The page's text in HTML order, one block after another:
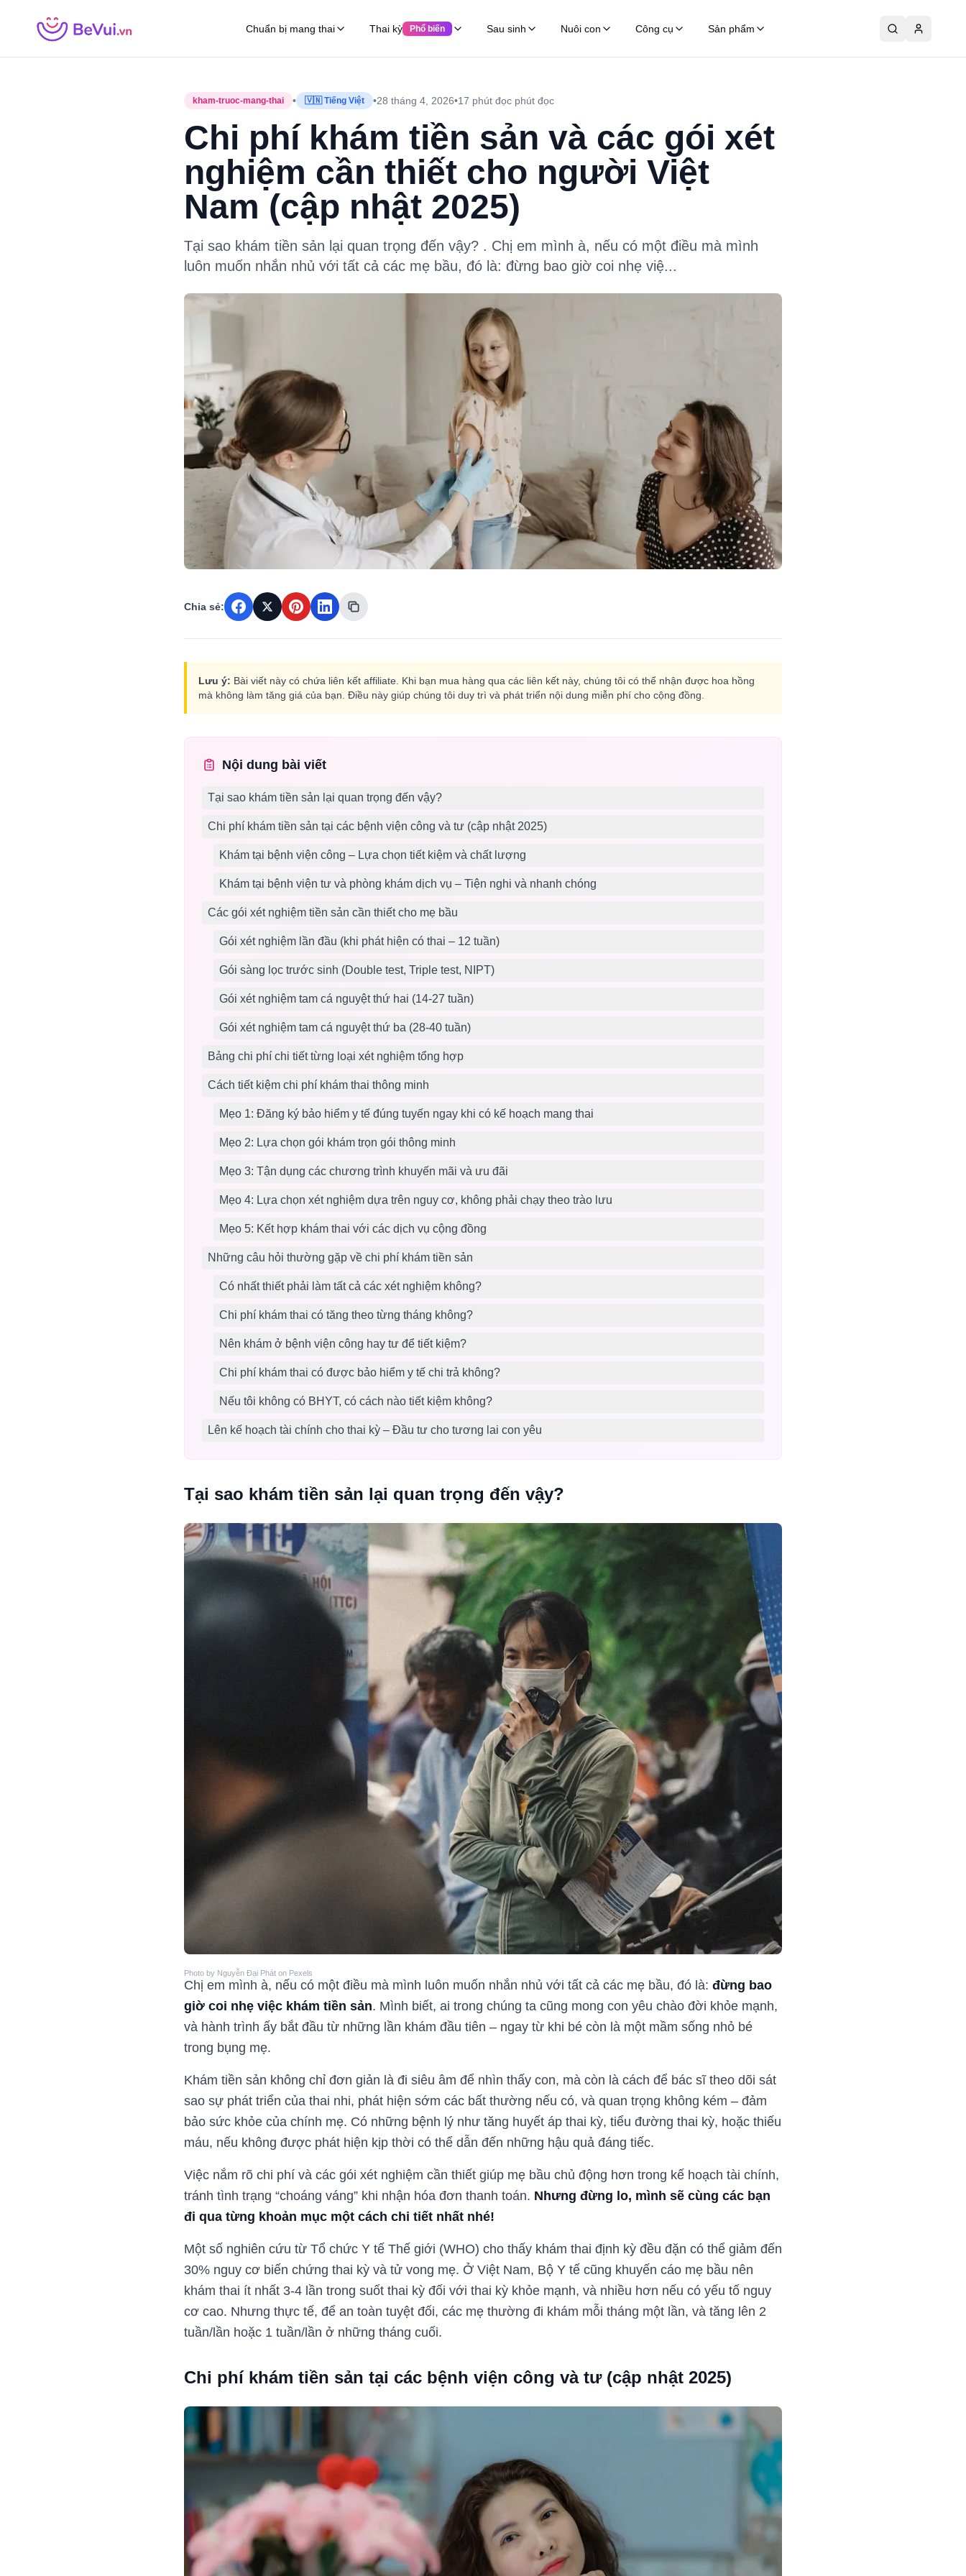
Chuẩn bị mang thai Thai kỳ Phổ biến Sau sinh Nuôi con Công cụ Sản phẩm
kham-truoc-mang-thai • 🇻🇳 Tiếng Việt •28 tháng 4, 2026•17 phút đọc phút đọc
Chi phí khám tiền sản và các gói xét
nghiệm cần thiết cho người Việt
Nam (cập nhật 2025)
Tại sao khám tiền sản lại quan trọng đến vậy? . Chị em mình à, nếu có một điều mà mình
luôn muốn nhắn nhủ với tất cả các mẹ bầu, đó là: đừng bao giờ coi nhẹ việ...
Chia sẻ:
Lưu ý: Bài viết này có chứa liên kết affiliate. Khi bạn mua hàng qua các liên kết này, chúng tôi có thể nhận được hoa hồng
mà không làm tăng giá của bạn. Điều này giúp chúng tôi duy trì và phát triển nội dung miễn phí cho cộng đồng.
Nội dung bài viết
Tại sao khám tiền sản lại quan trọng đến vậy?
Chi phí khám tiền sản tại các bệnh viện công và tư (cập nhật 2025)
Khám tại bệnh viện công – Lựa chọn tiết kiệm và chất lượng
Khám tại bệnh viện tư và phòng khám dịch vụ – Tiện nghi và nhanh chóng
Các gói xét nghiệm tiền sản cần thiết cho mẹ bầu
Gói xét nghiệm lần đầu (khi phát hiện có thai – 12 tuần)
Gói sàng lọc trước sinh (Double test, Triple test, NIPT)
Gói xét nghiệm tam cá nguyệt thứ hai (14-27 tuần)
Gói xét nghiệm tam cá nguyệt thứ ba (28-40 tuần)
Bảng chi phí chi tiết từng loại xét nghiệm tổng hợp
Cách tiết kiệm chi phí khám thai thông minh
Mẹo 1: Đăng ký bảo hiểm y tế đúng tuyến ngay khi có kế hoạch mang thai
Mẹo 2: Lựa chọn gói khám trọn gói thông minh
Mẹo 3: Tận dụng các chương trình khuyến mãi và ưu đãi
Mẹo 4: Lựa chọn xét nghiệm dựa trên nguy cơ, không phải chạy theo trào lưu
Mẹo 5: Kết hợp khám thai với các dịch vụ cộng đồng
Những câu hỏi thường gặp về chi phí khám tiền sản
Có nhất thiết phải làm tất cả các xét nghiệm không?
Chi phí khám thai có tăng theo từng tháng không?
Nên khám ở bệnh viện công hay tư để tiết kiệm?
Chi phí khám thai có được bảo hiểm y tế chi trả không?
Nếu tôi không có BHYT, có cách nào tiết kiệm không?
Lên kế hoạch tài chính cho thai kỳ – Đầu tư cho tương lai con yêu
Tại sao khám tiền sản lại quan trọng đến vậy?
Photo by Nguyễn Đại Phát on Pexels
Chị em mình à, nếu có một điều mà mình luôn muốn nhắn nhủ với tất cả các mẹ bầu, đó là: đừng bao
giờ coi nhẹ việc khám tiền sản. Mình biết, ai trong chúng ta cũng mong con yêu chào đời khỏe mạnh,
và hành trình ấy bắt đầu từ những lần khám đầu tiên – ngay từ khi bé còn là một mầm sống nhỏ bé
trong bụng mẹ.
Khám tiền sản không chỉ đơn giản là đi siêu âm để nhìn thấy con, mà còn là cách để bác sĩ theo dõi sát
sao sự phát triển của thai nhi, phát hiện sớm các bất thường nếu có, và quan trọng không kém – đảm
bảo sức khỏe của chính mẹ. Có những bệnh lý như tăng huyết áp thai kỳ, tiểu đường thai kỳ, hoặc thiếu
máu, nếu không được phát hiện kịp thời có thể dẫn đến những hậu quả đáng tiếc.
Việc nắm rõ chi phí và các gói xét nghiệm cần thiết giúp mẹ bầu chủ động hơn trong kế hoạch tài chính,
tránh tình trạng “choáng váng” khi nhận hóa đơn thanh toán. Nhưng đừng lo, mình sẽ cùng các bạn
đi qua từng khoản mục một cách chi tiết nhất nhé!
Một số nghiên cứu từ Tổ chức Y tế Thế giới (WHO) cho thấy khám thai định kỳ đều đặn có thể giảm đến
30% nguy cơ biến chứng thai kỳ và tử vong mẹ. Ở Việt Nam, Bộ Y tế cũng khuyến cáo mẹ bầu nên
khám thai ít nhất 3-4 lần trong suốt thai kỳ đối với thai kỳ khỏe mạnh, và nhiều hơn nếu có yếu tố nguy
cơ cao. Nhưng thực tế, để an toàn tuyệt đối, các mẹ thường đi khám mỗi tháng một lần, và tăng lên 2
tuần/lần hoặc 1 tuần/lần ở những tháng cuối.
Chi phí khám tiền sản tại các bệnh viện công và tư (cập nhật 2025)